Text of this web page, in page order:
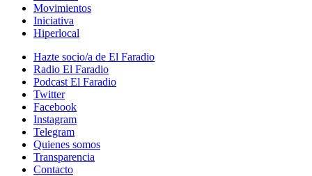
Movimientos
Iniciativa
Hiperlocal
Hazte socio/a de El Faradio
Radio El Faradio
Podcast El Faradio
Twitter
Facebook
Instagram
Telegram
Quienes somos
Transparencia
Contacto